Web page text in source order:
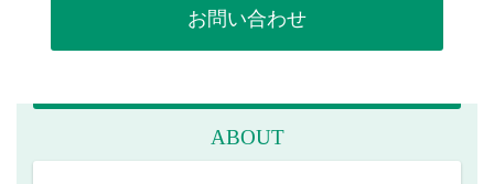
お問い合わせ
ABOUT